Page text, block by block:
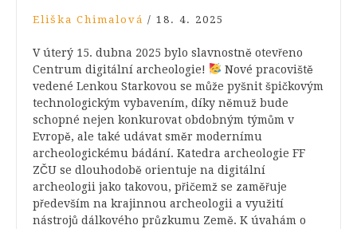
Eliška Chimalová / 18. 4. 2025
V úterý 15. dubna 2025 bylo slavnostně otevřeno
Centrum digitální archeologie!
Nové pracoviště
vedené Lenkou Starkovou se může pyšnit špičkovým
technologickým vybavením, díky němuž bude
schopné nejen konkurovat obdobným týmům v
Evropě, ale také udávat směr modernímu
archeologickému bádání. Katedra archeologie FF
ZČU se dlouhodobě orientuje na digitální
archeologii jako takovou, přičemž se zaměřuje
především na krajinnou archeologii a využití
nástrojů dálkového průzkumu Země. K úvahám o